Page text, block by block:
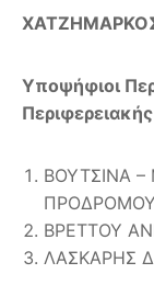
Υποψήφιοι
ΒΟΥΤΣΙΝΑ
ΠΡΟΔΡΟΜΟΥ
ΒΡΕΤΤΟΥ
ΛΑΣΚΑΡΗΣ